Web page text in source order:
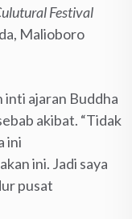
Festival
Malioboro
inti ajaran Buddha
akibat. “Tidak
ini
ini. Jadi saya
pusat